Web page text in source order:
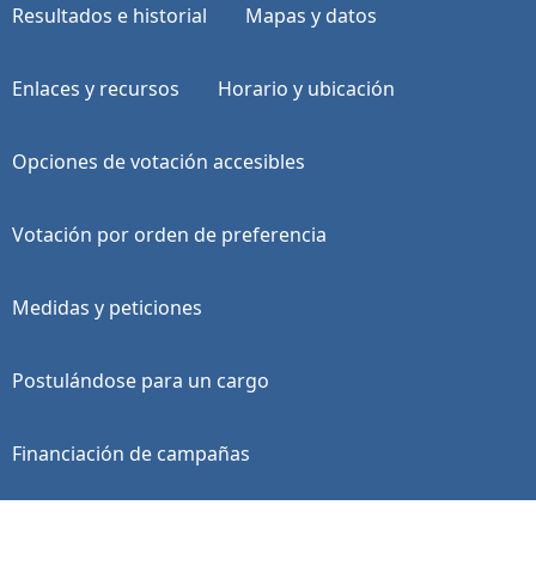
Resultados e historial Mapas y datos
Enlaces y recursos Horario y ubicación
Opciones de votación accesibles
Votación por orden de preferencia
Medidas y peticiones
Postulándose para un cargo
Financiación de campañas